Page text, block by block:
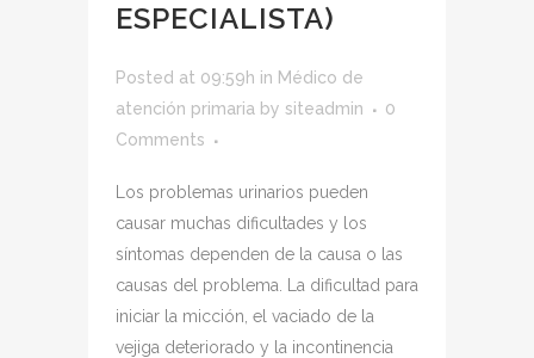
ESPECIALISTA)
Posted at 09:59h in Médico de
atención primaria by siteadmin
0
Comments
Los problemas urinarios pueden
causar muchas dificultades y los
síntomas dependen de la causa o las
causas del problema. La dificultad para
iniciar la micción, el vaciado de la
vejiga deteriorado y la incontinencia